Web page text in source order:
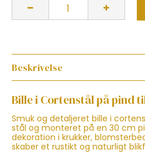
Beskrivelse
Bille i Cortenstål på pind
Smuk og detaljeret bille i
stål og monteret på en 30 cm
dekoration i krukker,
skaber et rustikt og naturligt